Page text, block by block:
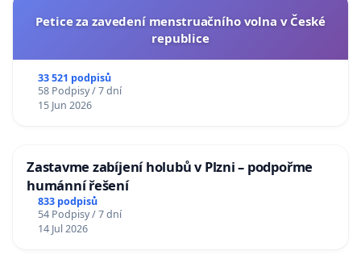
Petice za zavedení menstruačního volna v České
republice
33 521 podpisů
58 Podpisy / 7 dní
15 Jun 2026
Zastavme zabíjení holubů v Plzni – podpořme
humánní řešení
833 podpisů
54 Podpisy / 7 dní
14 Jul 2026